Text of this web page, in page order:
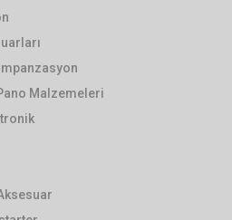
Malzemeleri